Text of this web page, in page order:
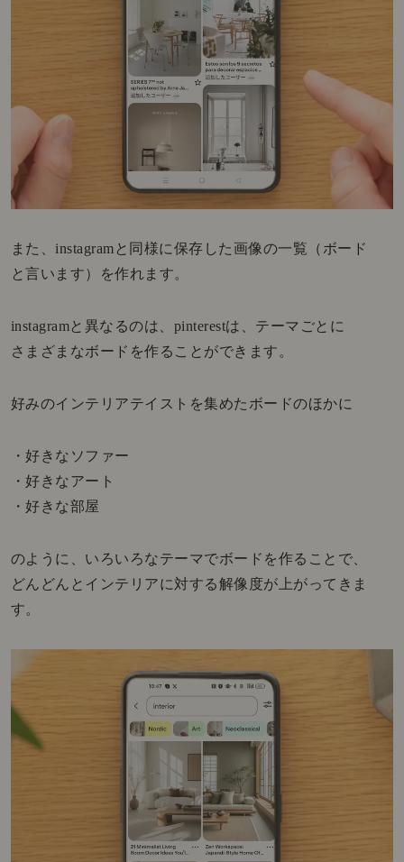
また、instagramと同様に保存した画像の一覧（ボード
と言います）を作れます。
instagramと異なるのは、pinterestは、テーマごとに
さまざまなボードを作ることができます。
好みのインテリアテイストを集めたボードのほかに
・好きなソファー
・好きなアート
・好きな部屋
のように、いろいろなテーマでボードを作ることで、
どんどんとインテリアに対する解像度が上がってきま
す。